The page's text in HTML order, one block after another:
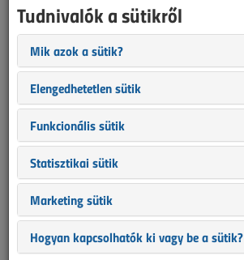
2022/1-2. lapszám| Kruppa Attila
Tudnivalók a sütikről
Mik azok a sütik?
Elengedhetetlen sütik
Funkcionális sütik
Statisztikai sütik
Marketing sütik
Hogyan kapcsolhatók ki vagy be a sütik?